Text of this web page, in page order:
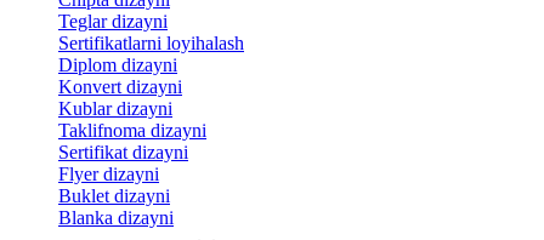
Teglar dizayni
Sertifikatlarni loyihalash
Diplom dizayni
Konvert dizayni
Kublar dizayni
Taklifnoma dizayni
Sertifikat dizayni
Flyer dizayni
Buklet dizayni
Blanka dizayni